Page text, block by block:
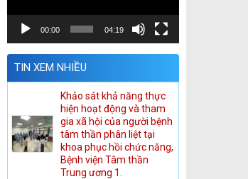
00:00 04:19
TIN XEM NHIỀU
Khảo sát khả năng thực
hiện hoạt động và tham
gia xã hội của người bệnh
tâm thần phân liệt tại
khoa phục hồi chức năng,
Bệnh viện Tâm thần
Trung ương 1.